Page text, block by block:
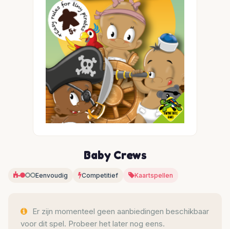
Baby Crews
Eenvoudig Competitief Kaartspellen
Er zijn momenteel geen aanbiedingen beschikbaar
voor dit spel. Probeer het later nog eens.